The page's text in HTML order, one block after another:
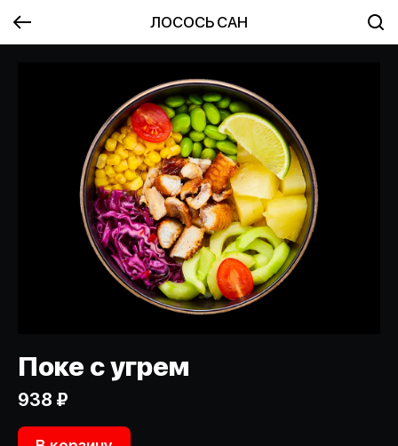
ЛОСОСЬ САН
Поке с угрем
938 ₽